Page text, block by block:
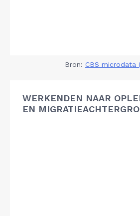
Bron: CBS microdata
WERKENDEN NAAR
EN